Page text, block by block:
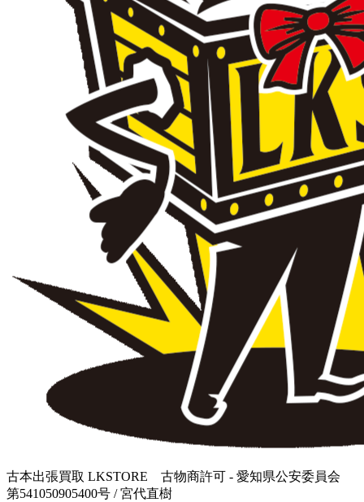
古本出張買取 LKSTORE 古物商許可 - 愛知県公安委員会
第541050905400号 / 宮代直樹